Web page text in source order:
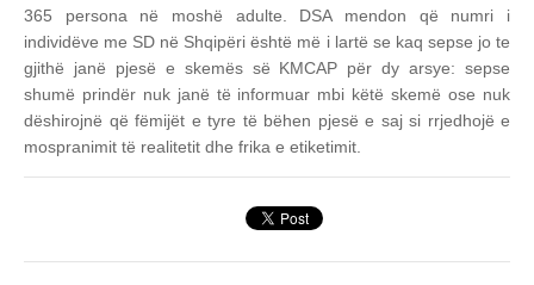
365 persona në moshë adulte. DSA mendon që numri i
individëve me SD në Shqipëri është më i lartë se kaq sepse jo te
gjithë janë pjesë e skemës së KMCAP për dy arsye: sepse
shumë prindër nuk janë të informuar mbi këtë skemë ose nuk
dëshirojnë që fëmijët e tyre të bëhen pjesë e saj si rrjedhojë e
mospranimit të realitetit dhe frika e etiketimit.